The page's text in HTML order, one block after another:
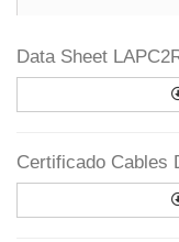
Data Sheet
Certificado Cables